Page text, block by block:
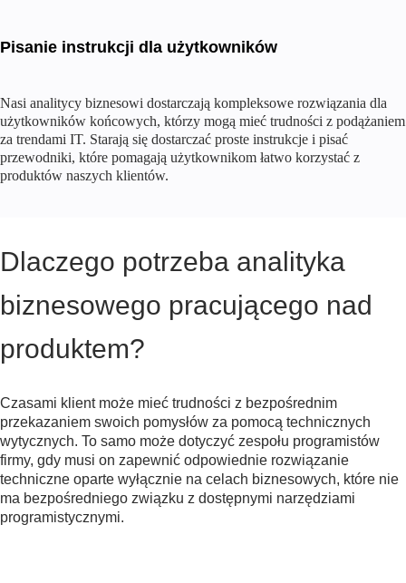
Pisanie instrukcji dla użytkowników
Nasi analitycy biznesowi dostarczają kompleksowe rozwiązania dla
użytkowników końcowych, którzy mogą mieć trudności z podążaniem
za trendami IT. Starają się dostarczać proste instrukcje i pisać
przewodniki, które pomagają użytkownikom łatwo korzystać z
produktów naszych klientów.
Dlaczego potrzeba analityka
biznesowego pracującego nad
produktem?
Czasami klient może mieć trudności z bezpośrednim
przekazaniem swoich pomysłów za pomocą technicznych
wytycznych. To samo może dotyczyć zespołu programistów
firmy, gdy musi on zapewnić odpowiednie rozwiązanie
techniczne oparte wyłącznie na celach biznesowych, które nie
ma bezpośredniego związku z dostępnymi narzędziami
programistycznymi.